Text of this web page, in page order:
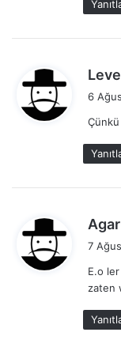
6
Agar
7
E.o
zaten